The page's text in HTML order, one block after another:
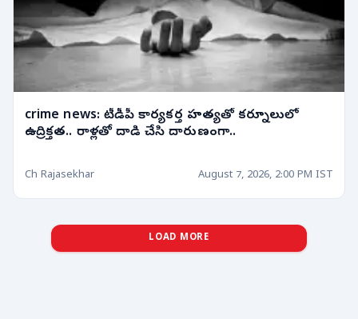
crime news: టీడీపీ కార్యకర్త హత్యతో కర్నూలులో
ఉద్రిక్తత.. రాళ్లతో దాడి చేసి దారుణంగా..
Ch Rajasekhar August 7, 2026, 2:00 PM IST
LOAD MORE